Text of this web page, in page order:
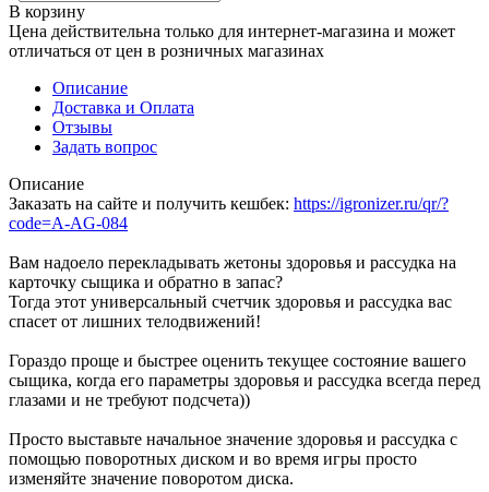
В корзину
Цена действительна только для интернет-магазина и может
отличаться от цен в розничных магазинах
Описание
Доставка и Оплата
Отзывы
Задать вопрос
Описание
Заказать на сайте и получить кешбек: https://igronizer.ru/qr/?
code=A-AG-084
Вам надоело перекладывать жетоны здоровья и рассудка на
карточку сыщика и обратно в запас?
Тогда этот универсальный счетчик здоровья и рассудка вас
спасет от лишних телодвижений!
Гораздо проще и быстрее оценить текущее состояние вашего
сыщика, когда его параметры здоровья и рассудка всегда перед
глазами и не требуют подсчета))
Просто выставьте начальное значение здоровья и рассудка с
помощью поворотных диском и во время игры просто
изменяйте значение поворотом диска.